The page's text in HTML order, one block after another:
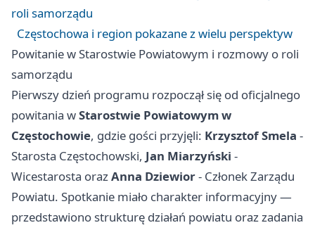
roli samorządu
Częstochowa i region pokazane z wielu perspektyw
Powitanie w Starostwie Powiatowym i rozmowy o roli
samorządu
Pierwszy dzień programu rozpoczął się od oficjalnego
powitania wStarostwie Powiatowym w
Częstochowie, gdzie gości przyjęli: Krzysztof Smela -
Starosta Częstochowski, Jan Miarzyński -
Wicestarosta orazAnna Dziewior- Członek Zarządu
Powiatu. Spotkanie miało charakter informacyjny —
przedstawiono strukturę działań powiatu oraz zadania